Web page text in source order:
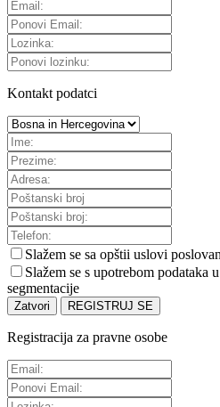
Kontakt podatci
Slažem se sa opštii uslovi
Slažem se s upotrebom podataka
segmentacije
Zatvori REGISTRUJ SE
Registracija za pravne osobe